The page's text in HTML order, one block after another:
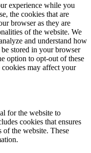
experience while you
the cookies that are
browser as they are
of the website. We
and understand how
stored in your browser
option to opt-out of these
may affect your
for the website to
cookies that ensures
of the website. These